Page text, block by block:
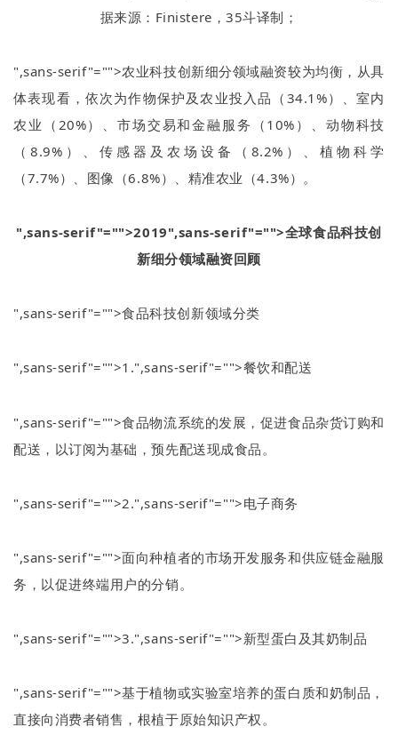
据来源： Finistere ，35斗译制；
",sans-serif"="">农业科技创新细分领域融资较为均衡，从具
体表现看，依次为作物保护及农业投入品（ 34.1%）、室内
农业（ 20%）、市场交易和金融服务（ 10% ）、动物科技
（8.9% ）、传感器及农场设备（ 8.2% ）、植物科学
（7.7%）、图像（6.8%）、精准农业（4.3%）。
",sans-serif"="">2019",sans-serif"="">全球食品科技创
新细分领域融资回顾
",sans-serif"="">食品科技创新领域分类
",sans-serif"="">1.",sans-serif"="">餐饮和配送
",sans-serif"="">食品物流系统的发展，促进食品杂货订购和
配送，以订阅为基础，预先配送现成食品。
",sans-serif"="">2.",sans-serif"="">电子商务
",sans-serif"="">面向种植者的市场开发服务和供应链金融服
务，以促进终端用户的分销。
",sans-serif"="">3.",sans-serif"="">新型蛋白及其奶制品
",sans-serif"="">基于植物或实验室培养的蛋白质和奶制品，
直接向消费者销售，根植于原始知识产权。